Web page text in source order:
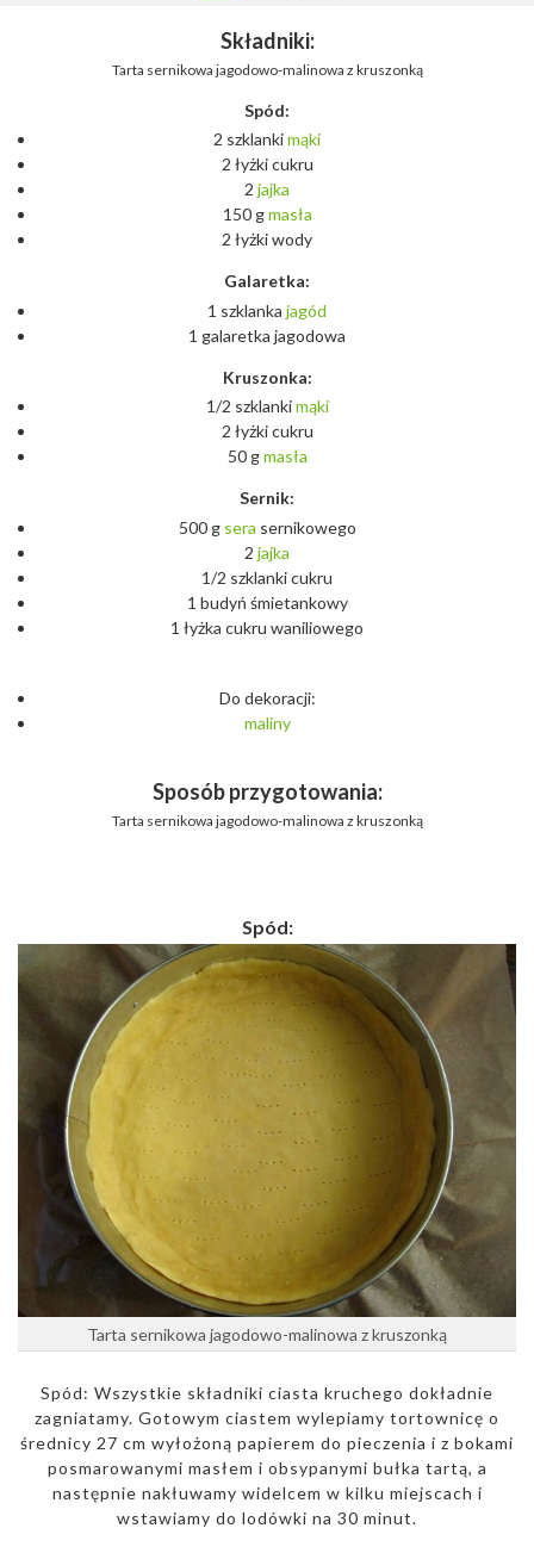
Składniki:
Tarta sernikowa jagodowo-malinowa z kruszonką
Spód:
2 szklankimąki
2 łyżki cukru
2 jajka
150 gmasła
2 łyżki wody
Galaretka:
1 szklanka jagód
1 galaretka jagodowa
Kruszonka:
1/2 szklankimąki
2 łyżki cukru
50 gmasła
Sernik:
500 g sera sernikowego
2 jajka
1/2 szklanki cukru
1 budyń śmietankowy
1 łyżka cukru waniliowego
Do dekoracji:
maliny
Sposób przygotowania:
Tarta sernikowa jagodowo-malinowa z kruszonką
Spód:
Tarta sernikowa jagodowo-malinowa z kruszonką
Spód: Wszystkie składniki ciasta kruchego dokładnie
zagniatamy. Gotowym ciastem wylepiamy tortownicę o
średnicy 27 cm wyłożoną papierem do pieczenia i z bokami
posmarowanymi masłem i obsypanymi bułka tartą, a
następnie nakłuwamy widelcem w kilku miejscach i
wstawiamy do lodówki na 30 minut.